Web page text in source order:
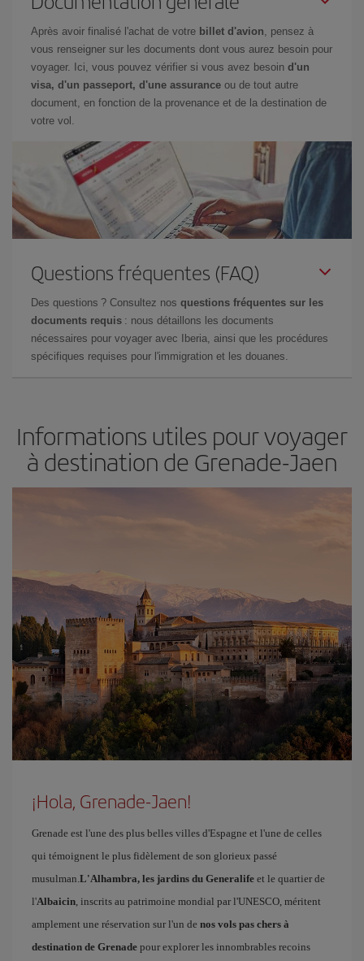
Après avoir finalisé l'achat de votre billet d'avion, pensez à
vous renseigner sur les documents dont vous aurez besoin pour
voyager. Ici, vous pouvez vérifier si vous avez besoin d'un
visa, d'un passeport, d'une assurance ou de tout autre
document, en fonction de la provenance et de la destination de
votre vol.
Questions fréquentes (FAQ)
Des questions ? Consultez nos questions fréquentes sur les
documents requis : nous détaillons les documents
nécessaires pour voyager avec Iberia, ainsi que les procédures
spécifiques requises pour l'immigration et les douanes.
Informations utiles pour voyager
à destination de Grenade-Jaen
¡Hola, Grenade-Jaen!
Grenade est l'une des plus belles villes d'Espagne et l'une de celles
qui témoignent le plus fidèlement de son glorieux passé
musulman.L'Alhambra, les jardins du Generalife et le quartier de
l'Albaicin, inscrits au patrimoine mondial par l'UNESCO, méritent
amplement une réservation sur l'un de nos vols pas chers à
destination de Grenade pour explorer les innombrables recoins